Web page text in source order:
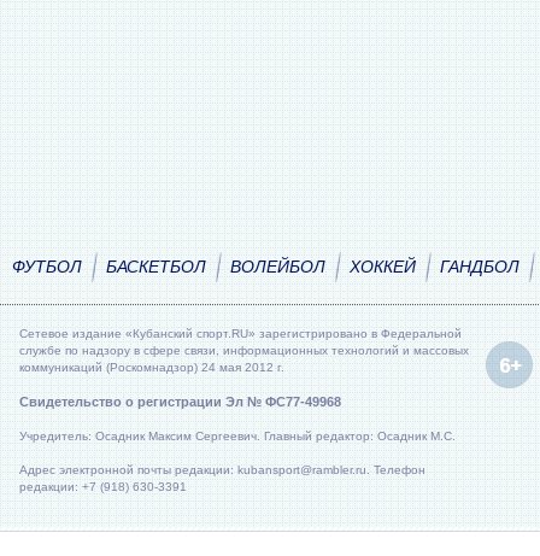
ФУТБОЛ БАСКЕТБОЛ ВОЛЕЙБОЛ ХОККЕЙ ГАНДБОЛ
Сетевое издание «Кубанский спорт.RU» зарегистрировано в Федеральной
службе по надзору в сфере связи, информационных технологий и массовых
коммуникаций (Роскомнадзор) 24 мая 2012 г.
Свидетельство о регистрации Эл № ФС77-49968
Учредитель: Осадник Максим Сергеевич. Главный редактор: Осадник М.С.
Адрес электронной почты редакции: kubansport@rambler.ru. Телефон
редакции: +7 (918) 630-3391